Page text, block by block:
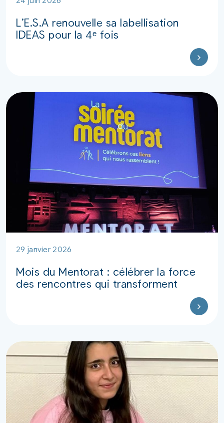
L’E.S.A renouvelle sa labellisation
IDEAS pour la 4ᵉ fois
29 janvier 2026
Mois du Mentorat : célébrer la force
des rencontres qui transforment